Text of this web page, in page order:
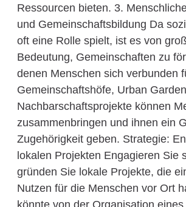
Ressourcen bieten. 3.
und Gemeinschaftsbildung Da
oft eine Rolle spielt, ist es von
Bedeutung, Gemeinschaften zu
denen Menschen sich verbunden
Gemeinschaftshöfe, Urban
Nachbarschaftsprojekte können
zusammenbringen und ihnen ein
Zugehörigkeit geben. Strategie:
lokalen Projekten Engagieren Sie
gründen Sie lokale Projekte, die
Nutzen für die Menschen vor Ort